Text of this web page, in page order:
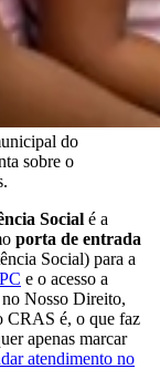
do
sobre o
Social é a
porta de entrada
Social) para a
e o acesso a
Nosso Direito,
CRAS é, o que faz
apenas marcar
atendimento no